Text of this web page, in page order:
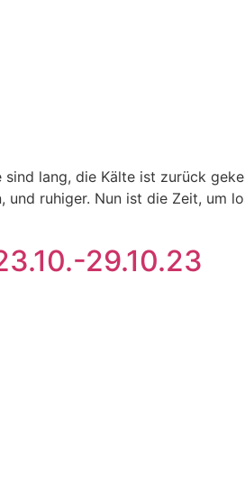
lang, die Kälte ist zurück
ruhiger. Nun ist die Zeit, um
29.10.23